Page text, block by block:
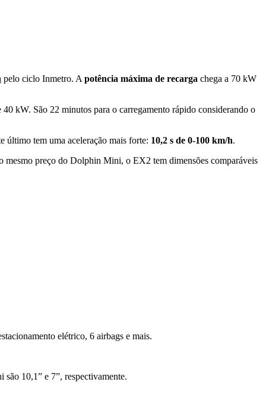
pelo ciclo Inmetro. A potência máxima de recarga chega a 70 kW
kW. São 22 minutos para o carregamento rápido considerando o
tem uma aceleração mais forte: 10,2 s de 0-100 km/h.
mesmo preço do Dolphin Mini, o EX2 tem dimensões comparáveis
elétrico, 6 airbags e mais.
10,1” e 7”, respectivamente.